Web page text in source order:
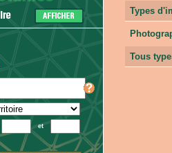
et
Types
Tous